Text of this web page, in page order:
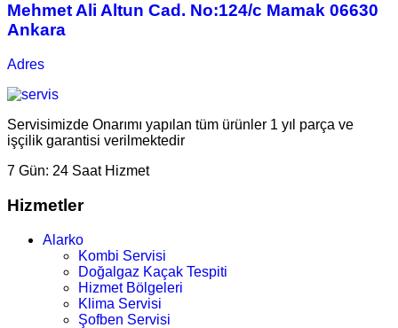
Mehmet Ali Altun Cad. No:124/c Mamak 06630
Ankara
Adres
Servisimizde Onarımı yapılan tüm ürünler 1 yıl parça ve
işçilik garantisi verilmektedir
7 Gün: 24 Saat Hizmet
Hizmetler
Alarko
Kombi Servisi
Doğalgaz Kaçak Tespiti
Hizmet Bölgeleri
Klima Servisi
Şofben Servisi